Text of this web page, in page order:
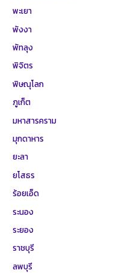
พะเยา
พังงา
พัทลุง
พิจิตร
พิษณุโลก
ภูเก็ต
มหาสารคราม
มุกดาหาร
ยะลา
ยโสธร
ร้อยเอ็ด
ระนอง
ระยอง
ราชบุรี
ลพบุรี